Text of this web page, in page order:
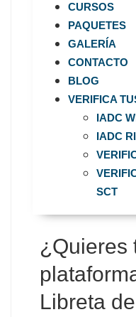
CURSOS
PAQUETES
GALERÍA
CONTACTO
BLOG
VERIFICA
IADC
IADC
SCT
¿Quieres
Libreta